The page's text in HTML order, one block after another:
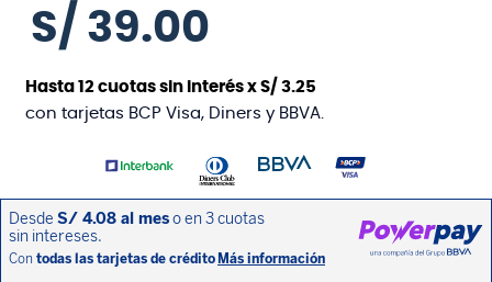
S/ 39.00
Hasta12 cuotas sin interés xS/ 3.25
con tarjetas BCP Visa, Diners y BBVA.